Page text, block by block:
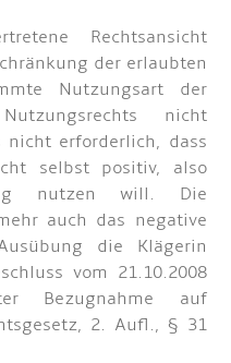
Rechtsansicht
der erlaubten
Nutzungsart der
nicht
erforderlich, dass
selbst positiv, also
nutzen will. Die
auch das negative
die Klägerin
vom 21.10.2008
Bezugnahme auf
2. Aufl., § 31